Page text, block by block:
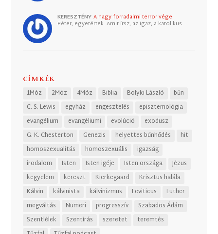
KERESZTÉNY A nagy forradalmi terror vége
Péter, egyetértek. Amit írsz, az igaz, a katolikus…
CÍMKÉK
1Móz 2Móz 4Móz Biblia Bolyki László
bűn
C. S. Lewis
egyház engesztelés
episztemológia
evangélium
evangéliumi evolúció
exodusz
G. K. Chesterton
Genezis helyettes bűnhődés
hit
homoszexualitás
homoszexuális
igazság
irodalom
Isten Isten igéje Isten országa
Jézus
kegyelem
kereszt Kierkegaard
Krisztus halála
Kálvin
kálvinista kálvinizmus Leviticus
Luther
megváltás
Numeri progresszív
Szabados Ádám
Szentlélek
Szentírás szeretet
teremtés